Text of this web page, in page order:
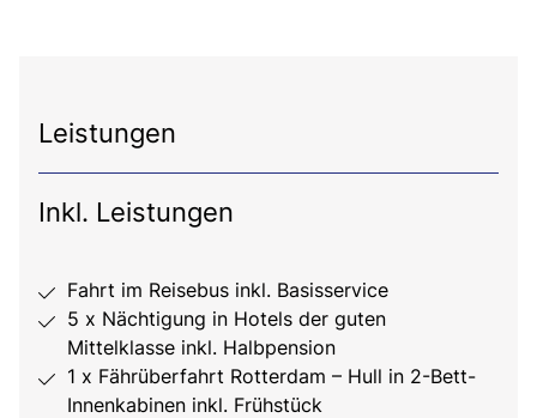
Leistungen
Inkl. Leistungen
Fahrt im Reisebus inkl. Basisservice
5 x Nächtigung in Hotels der guten
Mittelklasse inkl. Halbpension
1 x Fährüberfahrt Rotterdam – Hull in 2-Bett-
Innenkabinen inkl. Frühstück